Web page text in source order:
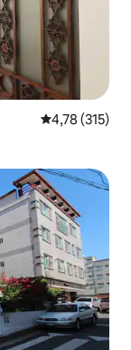
4,78 de uma
4,78 (315)